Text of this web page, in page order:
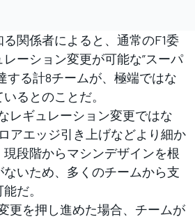
関係者によると、通常のF1委
ーション変更が可能な”スーパ
する計8チームが、極端ではな
るとのことだ。
レギュレーション変更ではな
アエッジ引き上げなどより細か
段階からマシンデザインを根
いため、多くのチームから支
だ。
更を押し進めた場合、チームが